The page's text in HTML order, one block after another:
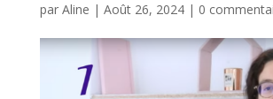
par Aline | Août 26, 2024| 0